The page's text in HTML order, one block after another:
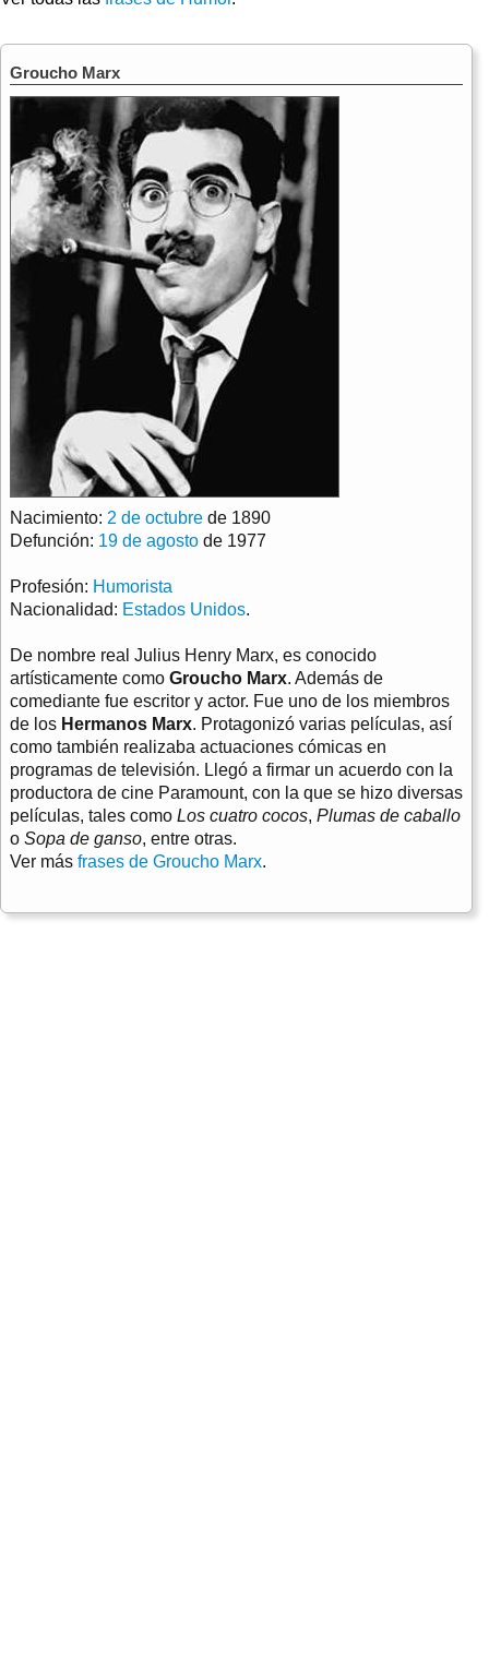
Groucho Marx
Nacimiento: 2 de octubre de 1890
Defunción: 19 de agosto de 1977
Profesión: Humorista
Nacionalidad: Estados Unidos.
De nombre real Julius Henry Marx, es conocido
artísticamente como Groucho Marx. Además de
comediante fue escritor y actor. Fue uno de los miembros
de los Hermanos Marx. Protagonizó varias películas, así
como también realizaba actuaciones cómicas en
programas de televisión. Llegó a firmar un acuerdo con la
productora de cine Paramount, con la que se hizo diversas
películas, tales como Los cuatro cocos, Plumas de caballo
o Sopa de ganso, entre otras.
Ver más frases de Groucho Marx.